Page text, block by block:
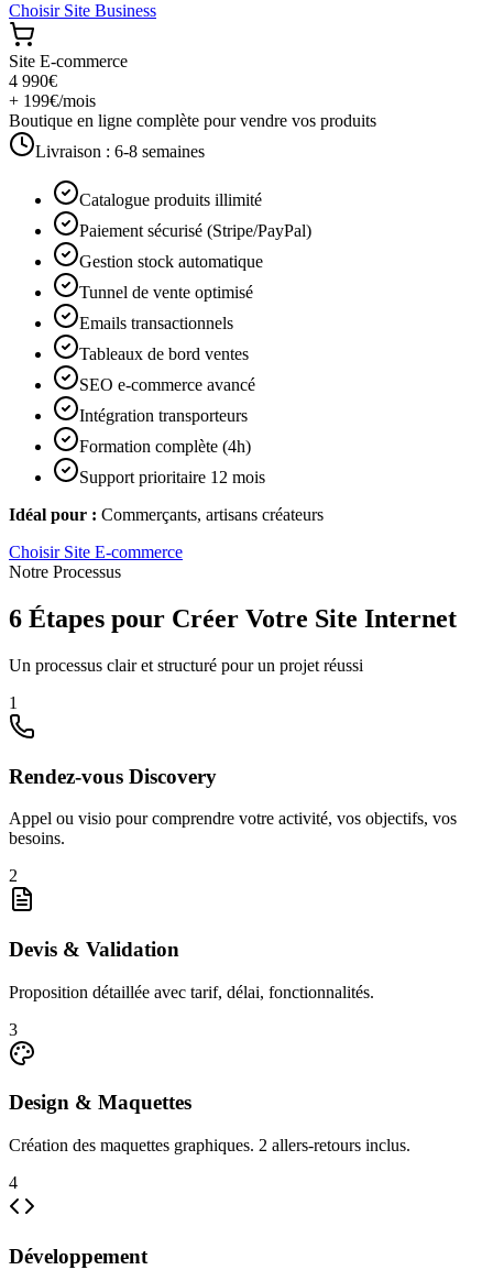
Choisir Site Business
Site E-commerce
4 990€
+ 199€/mois
Boutique en ligne complète pour vendre vos produits
Livraison : 6-8 semaines
Catalogue produits illimité
Paiement sécurisé (Stripe/PayPal)
Gestion stock automatique
Tunnel de vente optimisé
Emails transactionnels
Tableaux de bord ventes
SEO e-commerce avancé
Intégration transporteurs
Formation complète (4h)
Support prioritaire 12 mois
Idéal pour : Commerçants, artisans créateurs
Choisir Site E-commerce
Notre Processus
6 Étapes pour Créer Votre Site Internet
Un processus clair et structuré pour un projet réussi
1
Rendez-vous Discovery
Appel ou visio pour comprendre votre activité, vos objectifs, vos
besoins.
2
Devis & Validation
Proposition détaillée avec tarif, délai, fonctionnalités.
3
Design & Maquettes
Création des maquettes graphiques. 2 allers-retours inclus.
4
Développement